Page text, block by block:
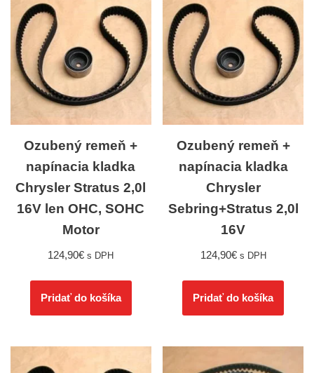
Ozubený remeň +
napínacia kladka
Chrysler Stratus 2,0l
16V len OHC, SOHC
Motor
124,90€ s DPH
Pridať do košíka
Ozubený remeň +
napínacia kladka
Chrysler
Sebring+Stratus 2,0l
16V
124,90€ s DPH
Pridať do košíka